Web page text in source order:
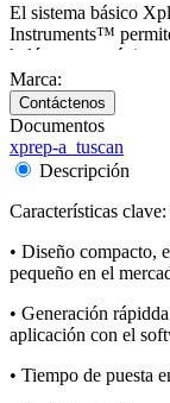
El sistema básico
Instruments™
halógenos
soluciones que
Marca:
Documentos
xprep-a_tuscan
Descripción
Características clave:
• Diseño compacto,
pequeño en el
• Generación
aplicación con el
• Tiempo de puesta